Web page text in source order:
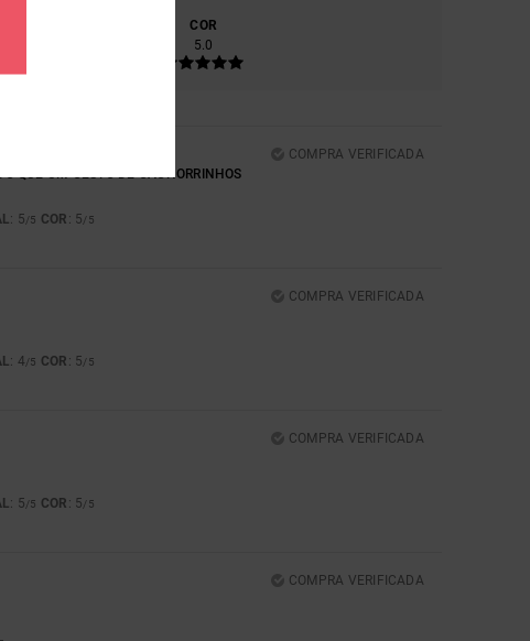
COR
5.0
COMPRA VERIFICADA
QUE UM CESTO DE CACHORRINHOS
: 5/5 COR : 5/5
COMPRA VERIFICADA
: 4/5 COR : 5/5
COMPRA VERIFICADA
: 5/5 COR : 5/5
COMPRA VERIFICADA